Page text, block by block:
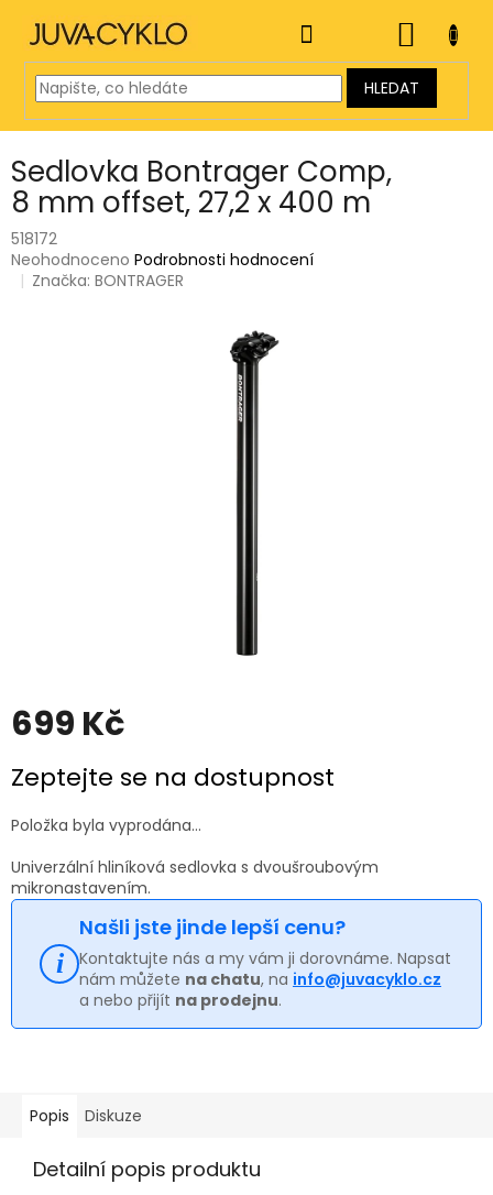
obsah
HLEDAT
KOŠÍK
Sedlovka Bontrager Comp,
8 mm offset, 27,2 x 400 m
518172
Průměrné
hodnocení
Neohodnoceno Podrobnosti hodnocení
Značka:BONTRAGER
699 Kč
cena:
Zeptejte se na dostupnost
Položka byla vyprodána…
Univerzální hliníková sedlovka s dvoušroubovým
mikronastavením.
Našli jste jinde lepší cenu?
Kontaktujte nás a my vám ji dorovnáme. Napsat
nám můžete na chatu, na info@juvacyklo.cz
a nebo přijít na prodejnu.
Popis Diskuze
Detailní popis produktu